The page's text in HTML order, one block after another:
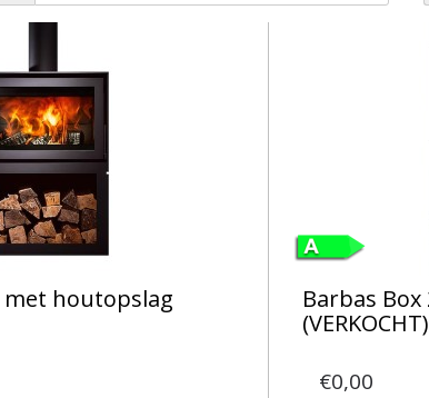
met houtopslag
Barbas
(VERKOCHT)
€0,00